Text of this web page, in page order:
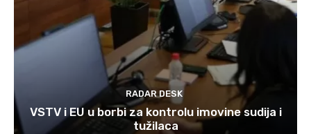
RADAR DESK
VSTV i EU u borbi za kontrolu imovine sudija i
tužilaca